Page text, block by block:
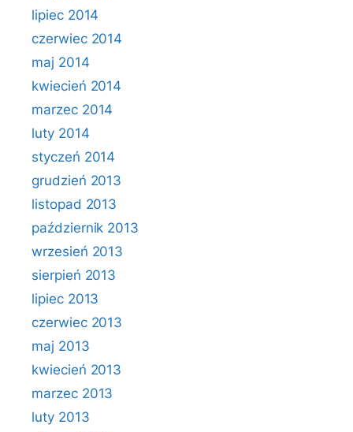
lipiec 2014
czerwiec 2014
maj 2014
kwiecień 2014
marzec 2014
luty 2014
styczeń 2014
grudzień 2013
listopad 2013
październik 2013
wrzesień 2013
sierpień 2013
lipiec 2013
czerwiec 2013
maj 2013
kwiecień 2013
marzec 2013
luty 2013